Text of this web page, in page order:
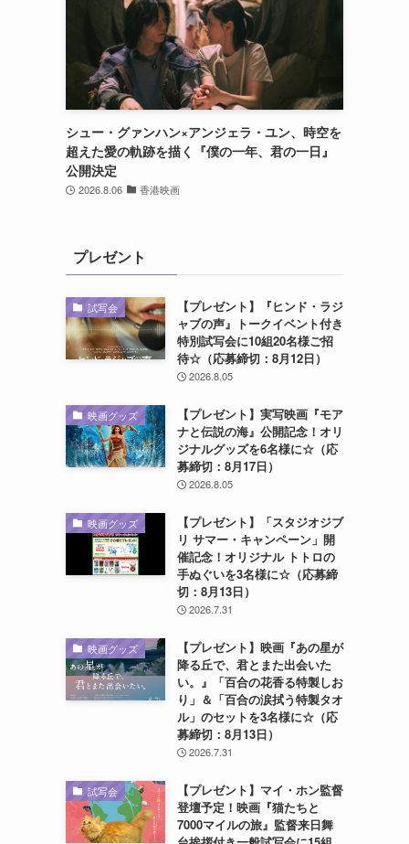
シュー・グァンハン×アンジェラ・ユン、時空を
超えた愛の軌跡を描く『僕の一年、君の一日』
公開決定
2026.8.06 香港映画
プレゼント
試写会
【プレゼント】『ヒンド・ラジ
ャブの声』トークイベント付き
特別試写会に10組20名様ご招
待☆（応募締切：8月12日）
2026.8.05
映画グッズ
【プレゼント】実写映画『モア
ナと伝説の海』公開記念！オリ
ジナルグッズを6名様に☆（応
募締切：8月17日）
2026.8.05
映画グッズ
【プレゼント】「スタジオジブ
リ サマー・キャンペーン」開
催記念！オリジナル トトロの
手ぬぐいを3名様に☆（応募締
切：8月13日）
2026.7.31
映画グッズ
【プレゼント】映画『あの星が
降る丘で、君とまた出会いた
い。』「百合の花香る特製しお
り」＆「百合の涙拭う特製タオ
ル」のセットを3名様に☆（応
募締切：8月13日）
2026.7.31
試写会
【プレゼント】マイ・ホン監督
登壇予定！映画『猫たちと
7000マイルの旅』監督来日舞